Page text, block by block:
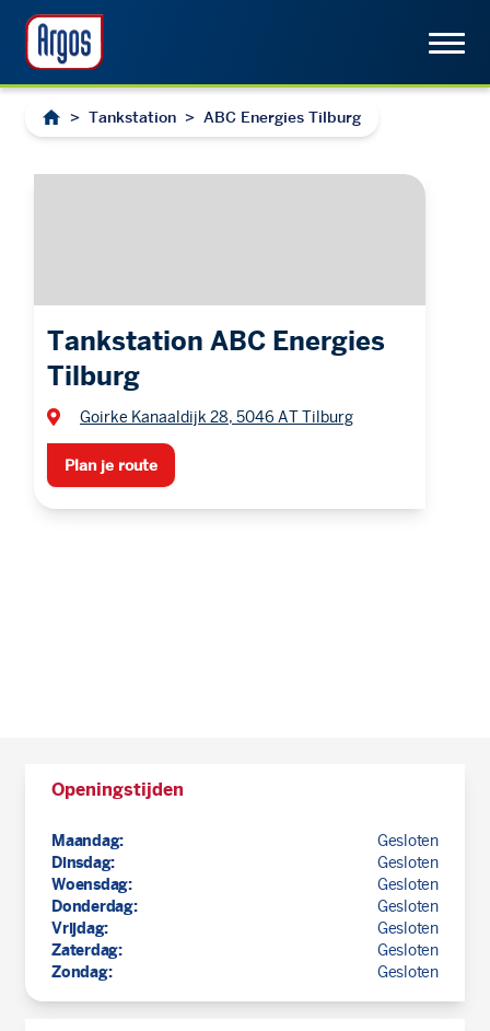
> Tankstation > ABC Energies Tilburg
Tankstation ABC Energies
Tilburg
Goirke Kanaaldijk 28, 5046 AT Tilburg
Plan je route
Openingstijden
Maandag:
Gesloten
Dinsdag:
Gesloten
Woensdag:
Gesloten
Donderdag:
Gesloten
Vrijdag:
Gesloten
Zaterdag:
Gesloten
Zondag:
Gesloten